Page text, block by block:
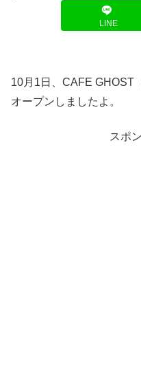
LINE
10月1日、CAFE GHOST
オープンしましたよ。
スポ